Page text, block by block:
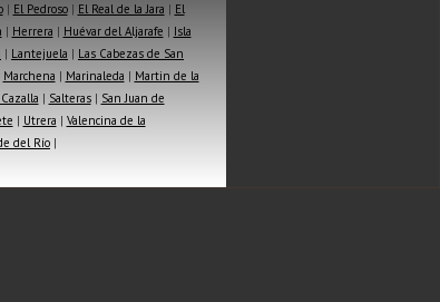
| El Pedroso| El Real de la Jara | El
| Herrera | Huévar del Aljarafe | Isla
| Lantejuela | Las Cabezas de San
Marchena | Marinaleda | Martin de la
| Salteras| San Juan de
| Utrera | Valencina de la
del Río |